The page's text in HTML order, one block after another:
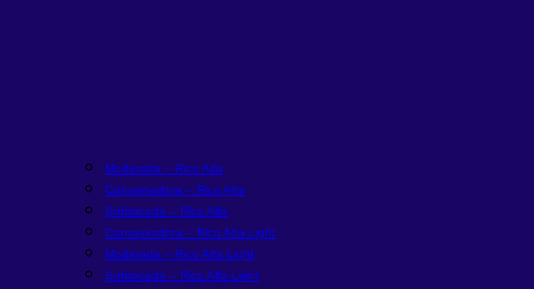
Moderada – Rico Alfa
Conservadora – Rico Alfa
Sofisticada – Rico Alfa
Conservadora – Rico Alfa Light
Moderada – Rico Alfa Light
Sofisticada – Rico Alfa Light